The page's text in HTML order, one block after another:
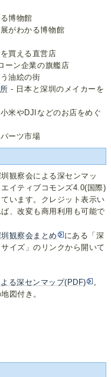
博物館
がわかる博物館
買える直営店
ーン企業の旗艦店
油絵の街
- 日本と深圳のメイカーを
米やDJIなどのお店をめぐ
ーツ市場
観察会による深センマッ
イティブコモンズ4.0(国際)
います。クレジット表示い
、改変も商用利用も可能で
観察会まとめ
にある「深
イズ」のリンクから開いて
る深センマップ(PDF)
。
図付き。